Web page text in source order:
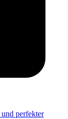
perfekter